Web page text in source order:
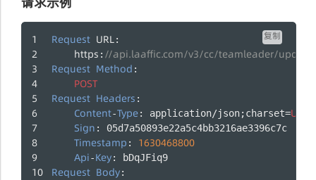
复制
Request URL:
https : //api.laaffic.com/v3/cc/teamleader/update
Request Method :
POST
Request Headers :
Content-Type: application/json;charset=UTF
Sign : 05d7a50893e22a5c4bb3216ae3396c7c
Timestamp : 1630468800
Api-Key: bDqJFiq9
Request Body: